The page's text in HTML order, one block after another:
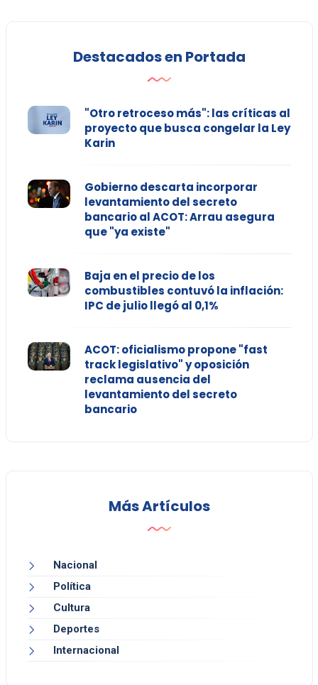
Destacados en Portada
"Otro retroceso más": las críticas al
proyecto que busca congelar la Ley
Karin
Gobierno descarta incorporar
levantamiento del secreto
bancario al ACOT: Arrau asegura
que "ya existe"
Baja en el precio de los
combustibles contuvó la inflación:
IPC de julio llegó al 0,1%
ACOT: oficialismo propone "fast
track legislativo" y oposición
reclama ausencia del
levantamiento del secreto
bancario
Más Artículos
Nacional
Política
Cultura
Deportes
Internacional